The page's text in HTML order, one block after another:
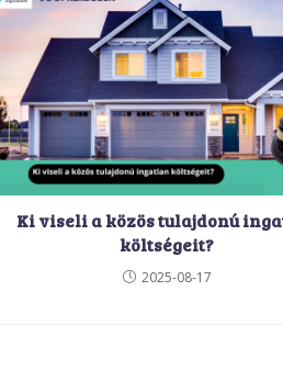
Ki viseli a közös tulajdonú
költségeit?
2025-08-17